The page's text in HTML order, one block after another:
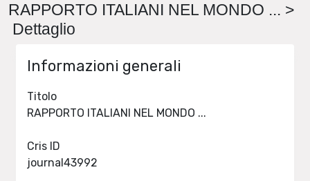
RAPPORTO ITALIANI NEL MONDO ... >
Dettaglio
Informazioni generali
Titolo
Cris ID